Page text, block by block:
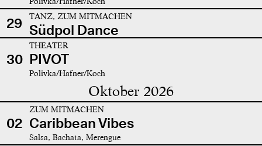
29 TANZ, ZUM MITMACHEN
Südpol Dance
30
THEATER
PIVOT
Polivka/Hafner/Koch
Oktober 2026
02
ZUM MITMACHEN
Caribbean Vibes
Salsa, Bachata, Merengue